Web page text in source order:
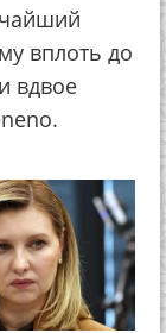
вплоть до
вдвое